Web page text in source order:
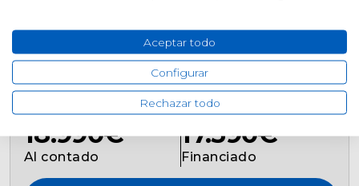
Híbrido (Gasolina)
24.590€
18.990€
Al contado
17.590€
Financiado
Aceptar todo
Configurar
Rechazar todo